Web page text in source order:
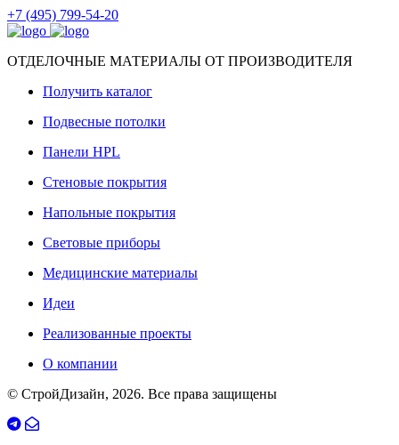
+7 (495) 799-54-20
ОТДЕЛОЧНЫЕ МАТЕРИАЛЫ ОТ ПРОИЗВОДИТЕЛЯ
Получить каталог
Подвесные потолки
Панели HPL
Стеновые покрытия
Напольные покрытия
Световые приборы
Медицинские материалы
Идеи
Реализованные проекты
О компании
© СтройДизайн, 2026. Все права защищены